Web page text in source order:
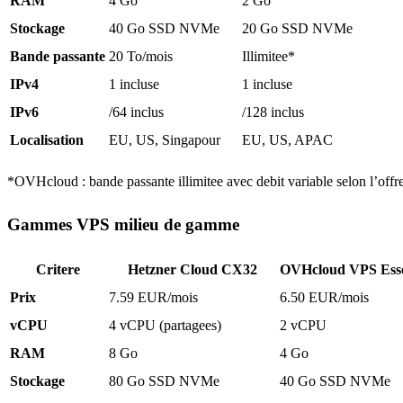
Stockage
40 Go SSD NVMe
20 Go SSD NVMe
Bande passante 20 To/mois
Illimitee*
IPv4
1 incluse
1 incluse
IPv6
/64 inclus
/128 inclus
Localisation
EU, US, Singapour EU, US, APAC
*OVHcloud : bande passante illimitee avec debit variable selon
Gammes VPS milieu de gamme
Critere Hetzner Cloud CX32
OVHcloud VPS
Prix
7.59 EUR/mois
6.50 EUR/mois
vCPU
4 vCPU (partagees)
2 vCPU
RAM
8 Go
4 Go
Stockage
80 Go SSD NVMe
40 Go SSD NVMe